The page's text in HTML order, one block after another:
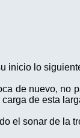
inicio lo
de nuevo, no
de esta
el sonar de la